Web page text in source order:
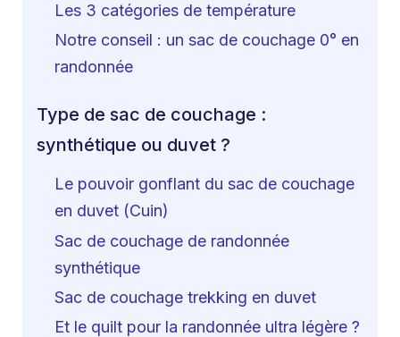
Les 3 catégories de température
Notre conseil : un sac de couchage 0° en
randonnée
Type de sac de couchage :
synthétique ou duvet ?
Le pouvoir gonflant du sac de couchage
en duvet (Cuin)
Sac de couchage de randonnée
synthétique
Sac de couchage trekking en duvet
Et le quilt pour la randonnée ultra légère ?